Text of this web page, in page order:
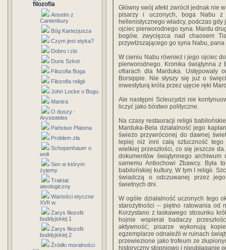
filozofia
Anselm z
Cantenbury
Bóg Kartezjusza
Czym jest etyka?
Dobro i zlo
Duns Szkot
Filozofia Boga
Filozofia religii
John Locke o Bogu
Mantra
O duszy -
Arystoteles
Państwo Platona
Problem zła
Schopenhauer o
woli
Sen w którym
żyjemy
Traktat
ateologiczny
Wartości etyczne
XVII w.
Zarys filozofii
buddyjskiej 1
Zarys filozofii
buddyjskiej 2
Źródło moralności
Główny swój afekt zwrócił jednak nie
pisarzy i uczonych, boga Nabu z
hellenistycznego władcy, podczas
ojciec pierworodnego syna. Mardu
bogów, zwycięzca nad chaosem
przywtższającego go syna Nabu,
W cieniu Nabu również i jego ojciec
pierworodnego. Kronika świątynna
ofiarach dla Marduka. Ustępowały
Borsippie. Nie słyszy się już o
inwestyturą króla przez ujęcie ręki
Ale następni Scleucydzi nie
liczyć jako bóstwo polityczne.
Na czasy restauracji religii
Marduka-Bela działalność jego
świeżo przywróconej do dawnej
lepiej niż inni całą sztuczność
wielkiej przeszłości, co się jeszcze
dokumentów świątynnego archiwum
samemu Antiochowi Zbawcy. Była
babilońskiej kultury, W tym I religii.
świadczą o odczuwanej przez
świetnych dni.
W ogóle działalność uczonych tego
starożytności -- piętno ratowania od
Korzystano z łaskawego stosunku
hojnie wspierał badaczy
aktywność; pisarze wykonują
egzemplarze odnaleźli w ruinach
przewiezione jako trofeum ze
historyczny stopniowo i nieubłaganie